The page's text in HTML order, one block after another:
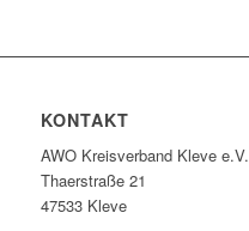
KONTAKT
AWO Kreisverband Kleve e.V.
Thaerstraße 21
47533 Kleve